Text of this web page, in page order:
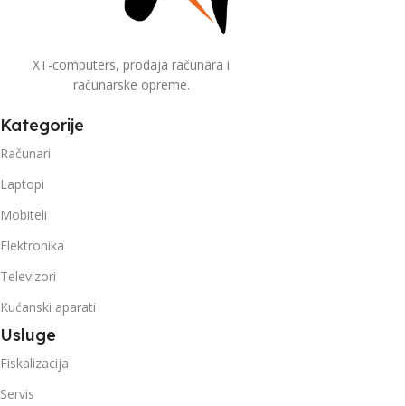
XT-computers, prodaja računara i
računarske opreme.
Kategorije
Računari
Laptopi
Mobiteli
Elektronika
Televizori
Kućanski aparati
Usluge
Fiskalizacija
Servis